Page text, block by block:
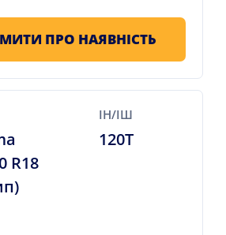
ПРО НАЯВНІСТЬ
R18
ІН/ІШ
120T